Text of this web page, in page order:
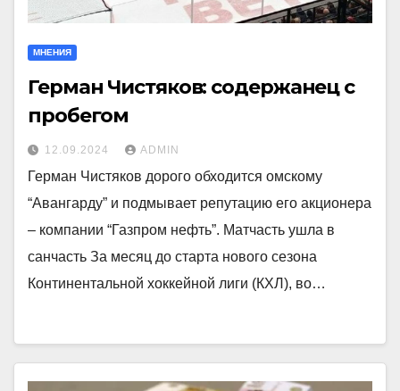
МНЕНИЯ
Герман Чистяков: содержанец с
пробегом
12.09.2024 ADMIN
Герман Чистяков дорого обходится омскому
“Авангарду” и подмывает репутацию его акционера
– компании “Газпром нефть”. Матчасть ушла в
санчасть За месяц до старта нового сезона
Континентальной хоккейной лиги (КХЛ), во…